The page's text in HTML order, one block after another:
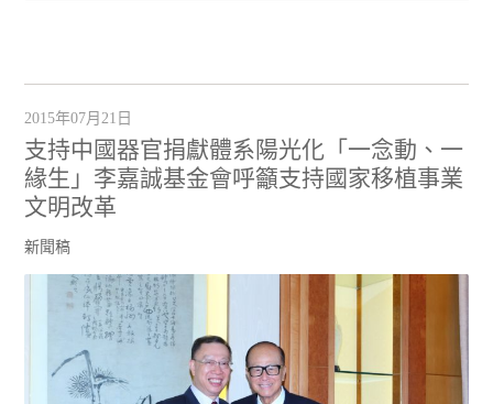
2015年07月21日
支持中國器官捐獻體系陽光化「一念動、一
緣生」李嘉誠基金會呼籲支持國家移植事業
文明改革
新聞稿